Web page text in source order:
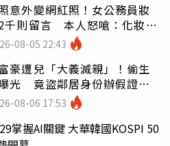
意外變網紅照！女公務員妝
千則留言 本人怒嗆：化妝有
08-05 22:43
豪遭兒「大義滅親」！偷生
光 竟盜鄰居身份辦假證落
08-06 17:53
掌握AI關鍵 大華韓國KOSPI 50